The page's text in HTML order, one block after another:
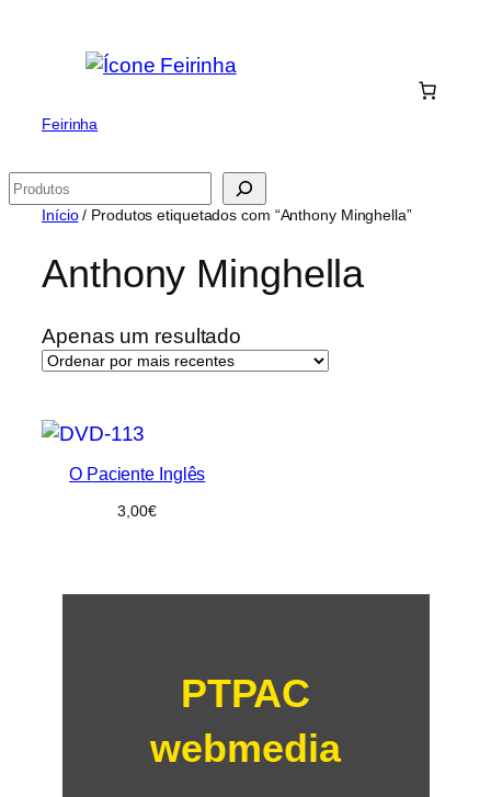
Feirinha
Pesquisar
Início/ Produtos etiquetados com “Anthony Minghella”
Anthony Minghella
Apenas um resultado
O Paciente Inglês
3,00€
PTPAC
webmedia